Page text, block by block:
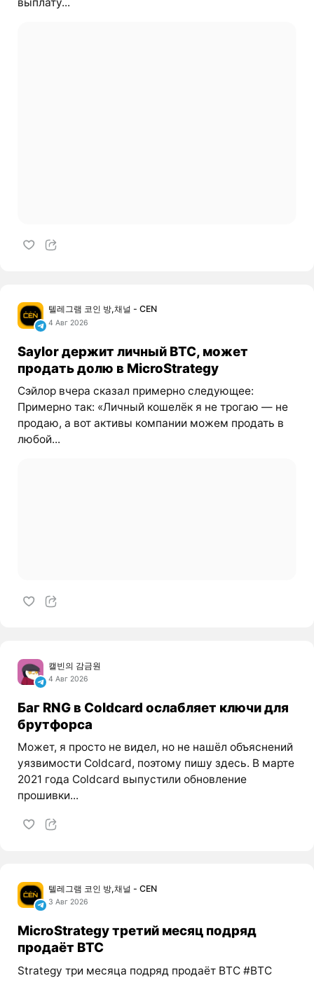
выплату...
텔레그램 코인 방,채널 - CEN
4 Авг 2026
Saylor держит личный BTC, может
продать долю в MicroStrategy
Сэйлор вчера сказал примерно следующее:
Примерно так: «Личный кошелёк я не трогаю — не
продаю, а вот активы компании можем продать в
любой...
캘빈의 감금원
4 Авг 2026
Баг RNG в Coldcard ослабляет ключи для
брутфорса
Может, я просто не видел, но не нашёл объяснений
уязвимости Coldcard, поэтому пишу здесь. В марте
2021 года Coldcard выпустили обновление
прошивки...
텔레그램 코인 방,채널 - CEN
3 Авг 2026
MicroStrategy третий месяц подряд
продаёт BTC
Strategy три месяца подряд продаёт BTC #BTC